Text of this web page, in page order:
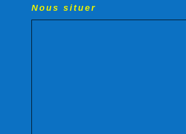
Nous situer